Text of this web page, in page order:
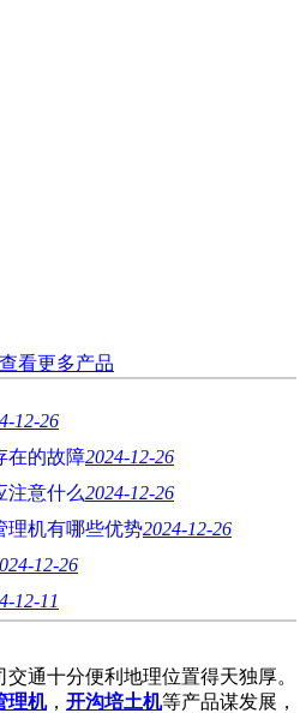
看更多产品
12-26
在的故障2024-12-26
注意什么2024-12-26
理机有哪些优势2024-12-26
12-26
12-11
通十分便利地理位置得天独厚。
理机， 开沟培土机等产品谋发展，